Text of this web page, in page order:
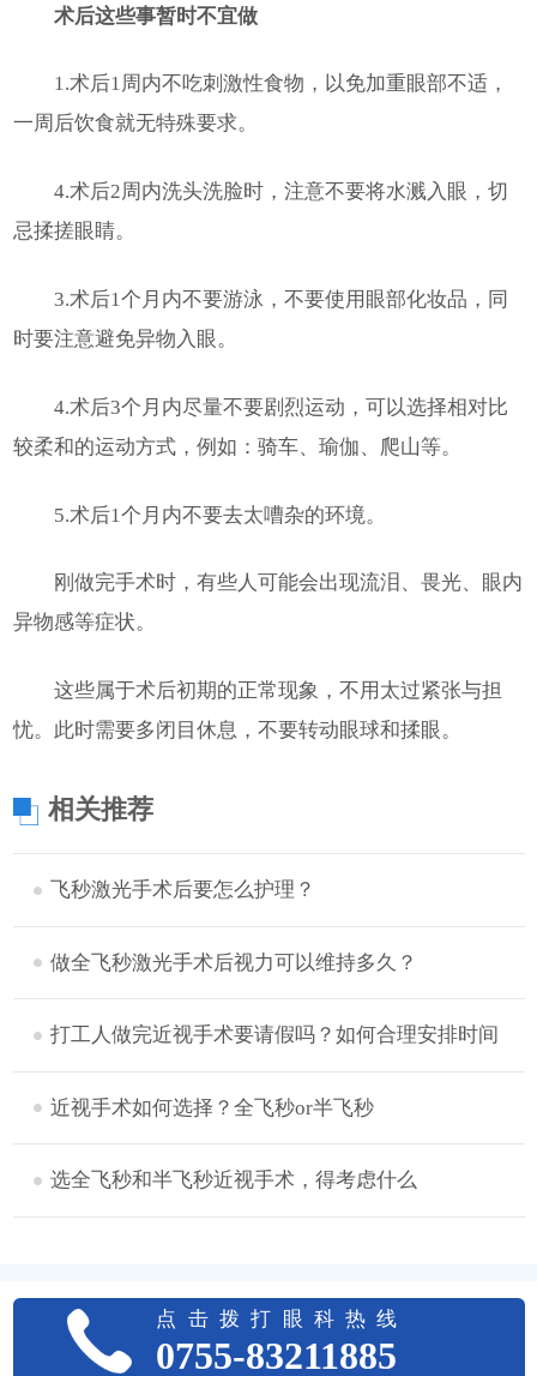
术后这些事暂时不宜做
1.术后1周内不吃刺激性食物，以免加重眼部不适，
一周后饮食就无特殊要求。
4.术后2周内洗头洗脸时，注意不要将水溅入眼，切
忌揉搓眼睛。
3.术后1个月内不要游泳，不要使用眼部化妆品，同
时要注意避免异物入眼。
4.术后3个月内尽量不要剧烈运动，可以选择相对比
较柔和的运动方式，例如：骑车、瑜伽、爬山等。
5.术后1个月内不要去太嘈杂的环境。
刚做完手术时，有些人可能会出现流泪、畏光、眼内
异物感等症状。
这些属于术后初期的正常现象，不用太过紧张与担
忧。此时需要多闭目休息，不要转动眼球和揉眼。
相关推荐
飞秒激光手术后要怎么护理？
做全飞秒激光手术后视力可以维持多久？
打工人做完近视手术要请假吗？如何合理安排时间
近视手术如何选择？全飞秒or半飞秒
选全飞秒和半飞秒近视手术，得考虑什么
点击拨打眼科热线
0755-83211885